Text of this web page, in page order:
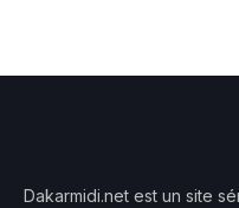
Dakarmidi.net est un site